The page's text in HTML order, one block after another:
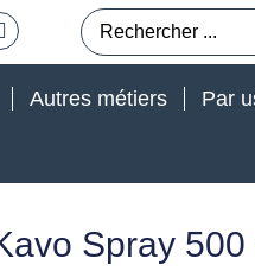
Autres métiers Par
Spray